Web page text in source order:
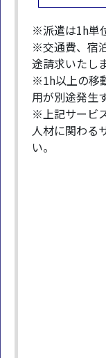
※派遣は1h単
※交通費、宿
途請求いたし
※1h以上の移
用が別途発生
※上記サービ
人材に関わる
い。